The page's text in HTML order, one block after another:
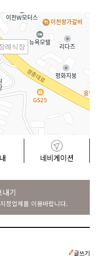
례식장
네비게이션
기
정업체를 이용바랍니다.
글쓰기